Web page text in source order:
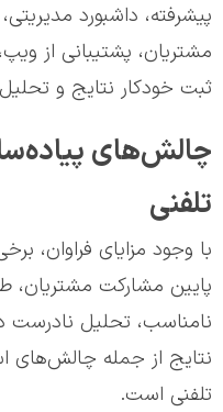
مشتریان، پشتیبانی از
ثبت خودکار نتایج و تحلیل
چالش‌های
تلفنی
با وجود مزایای فراوان،
پایین مشارکت مشتریان،
نامناسب، تحلیل نادرست
نتایج از جمله چالش‌های
تلفنی است.